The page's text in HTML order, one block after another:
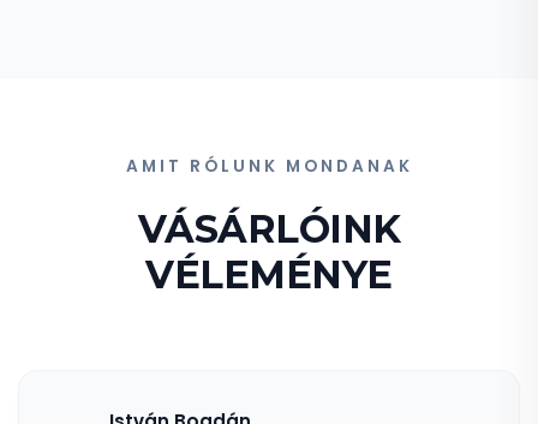
AMIT RÓLUNK MONDANAK
VÁSÁRLÓINK
VÉLEMÉNYE